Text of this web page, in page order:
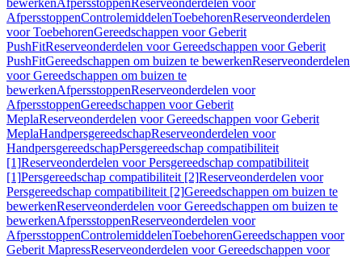
bewerkenAfpersstoppenReserveonderdelen voor
AfpersstoppenControlemiddelenToebehorenReserveonderdelen
voor ToebehorenGereedschappen voor Geberit
PushFitReserveonderdelen voor Gereedschappen voor Geberit
PushFitGereedschappen om buizen te bewerkenReserveonderdelen
voor Gereedschappen om buizen te
bewerkenAfpersstoppenReserveonderdelen voor
AfpersstoppenGereedschappen voor Geberit
MeplaReserveonderdelen voor Gereedschappen voor Geberit
MeplaHandpersgereedschapReserveonderdelen voor
HandpersgereedschapPersgereedschap compatibiliteit
[1]Reserveonderdelen voor Persgereedschap compatibiliteit
[1]Persgereedschap compatibiliteit [2]Reserveonderdelen voor
Persgereedschap compatibiliteit [2]Gereedschappen om buizen te
bewerkenReserveonderdelen voor Gereedschappen om buizen te
bewerkenAfpersstoppenReserveonderdelen voor
AfpersstoppenControlemiddelenToebehorenGereedschappen voor
Geberit MapressReserveonderdelen voor Gereedschappen voor